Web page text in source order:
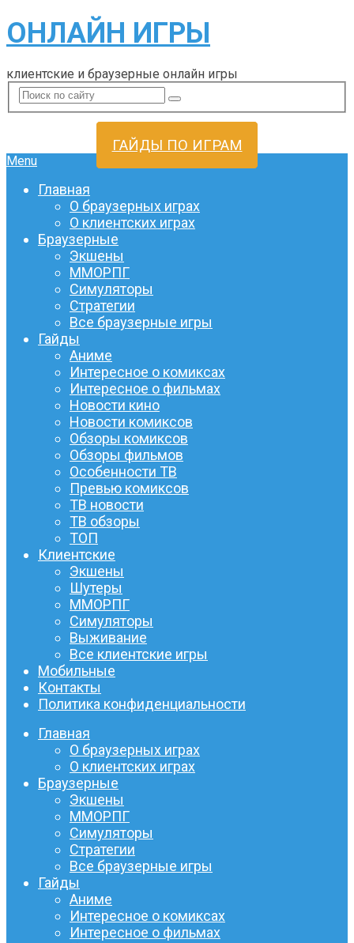
ОНЛАЙН ИГРЫ
клиентские и браузерные онлайн игры
ГАЙДЫ ПО ИГРАМ
Menu
Главная
О браузерных играх
О клиентских играх
Браузерные
Экшены
ММОРПГ
Симуляторы
Стратегии
Все браузерные игры
Гайды
Аниме
Интересное о комиксах
Интересное о фильмах
Новости кино
Новости комиксов
Обзоры комиксов
Обзоры фильмов
Особенности ТВ
Превью комиксов
ТВ новости
ТВ обзоры
ТОП
Клиентские
Экшены
Шутеры
ММОРПГ
Симуляторы
Выживание
Все клиентские игры
Мобильные
Контакты
Политика конфиденциальности
Главная
О браузерных играх
О клиентских играх
Браузерные
Экшены
ММОРПГ
Симуляторы
Стратегии
Все браузерные игры
Гайды
Аниме
Интересное о комиксах
Интересное о фильмах